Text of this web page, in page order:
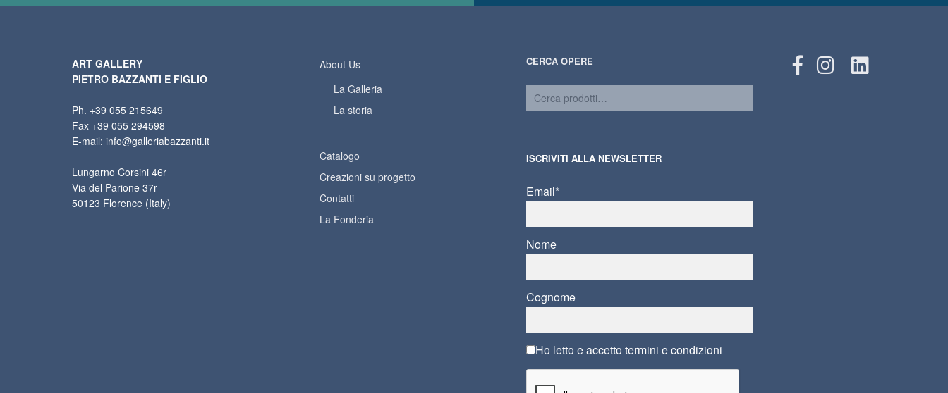
ART GALLERY
PIETRO BAZZANTI E FIGLIO
Ph. +39 055 215649
Fax +39 055 294598
E-mail: info@galleriabazzanti.it
Lungarno Corsini 46r
Via del Parione 37r
50123 Florence (Italy)
About Us
La Galleria
La storia
Catalogo
Creazioni su progetto
Contatti
La Fonderia
CERCA OPERE
ISCRIVITI ALLA NEWSLETTER
Email*
Nome
Cognome
Ho letto e accetto termini e condizioni